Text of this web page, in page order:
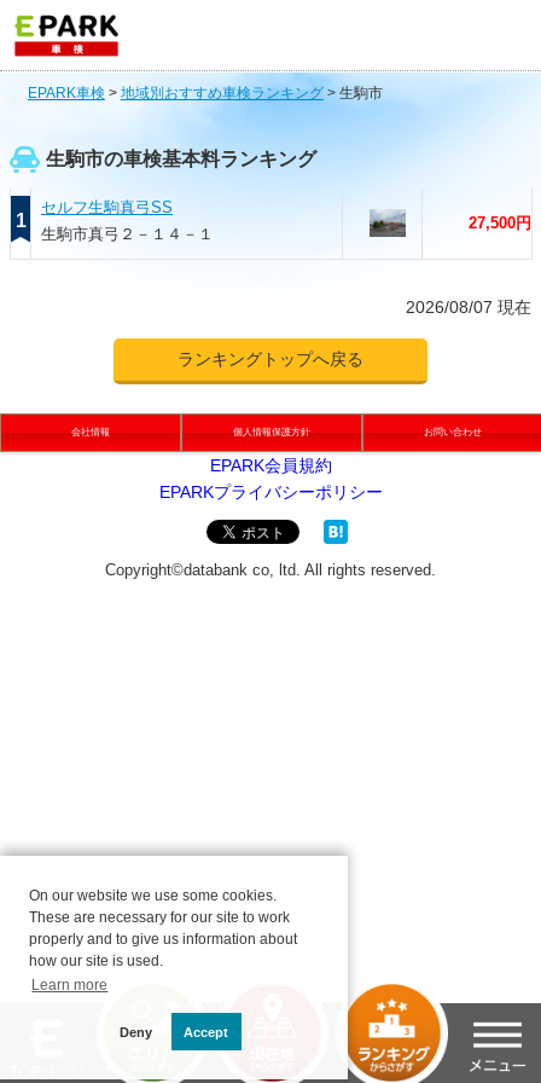
EPARK車検 > 地域別おすすめ車検ランキング> 生駒市
生駒市の車検基本料ランキング
1
セルフ生駒真弓SS
生駒市真弓２－１４－１
27,500円
2026/08/07 現在
ランキングトップへ戻る
会社情報 個人情報保護方針 お問い合わせ
On our website we use some cookies.
These are necessary for our site to work
properly and to give us information about
how our site is used.
Learn more
Deny Accept